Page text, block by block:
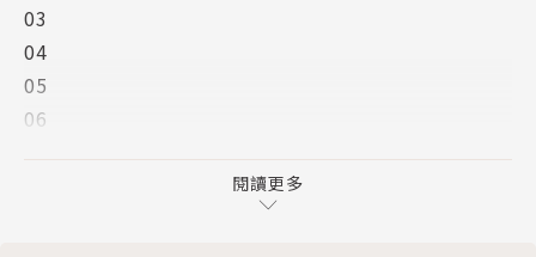
托爾斯泰層層抽絲剝繭，探討貧窮的根源、罪犯的形
成、審案過程的荒謬、監獄制度的恐怖等等，以悲天憫
人的情感，試圖找出解決社會的不公不義之道，使瑪絲
洛娃和其他人所遭遇的冤案與悲劇不再發生，最後，他
03
04
05
06
閱讀更多